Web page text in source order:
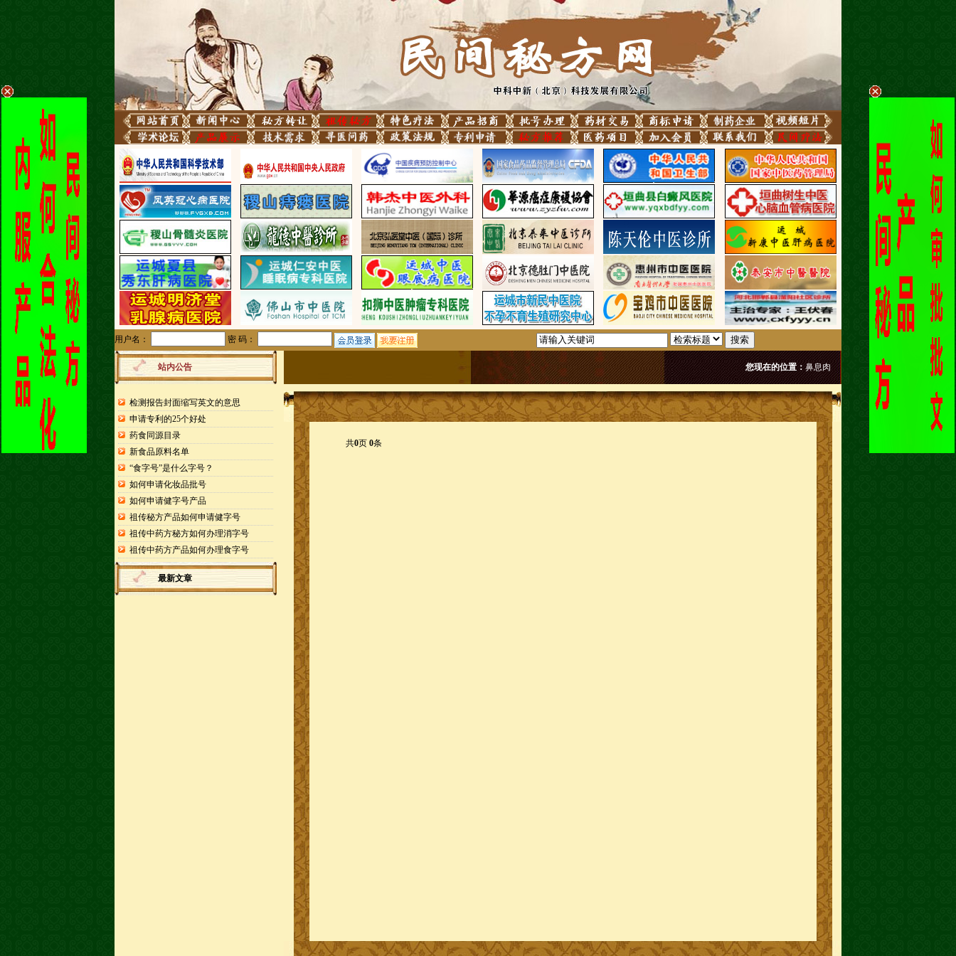
用户名： 密 码： 搜索
站内公告
检测报告封面缩写英文的意思
申请专利的25个好处
药食同源目录
新食品原料名单
“食字号”是什么字号？
如何申请化妆品批号
如何申请健字号产品
祖传秘方产品如何申请健字号
祖传中药方秘方如何办理消字号
祖传中药方产品如何办理食字号
最新文章
您现在的位置：鼻息肉
共0页 0条